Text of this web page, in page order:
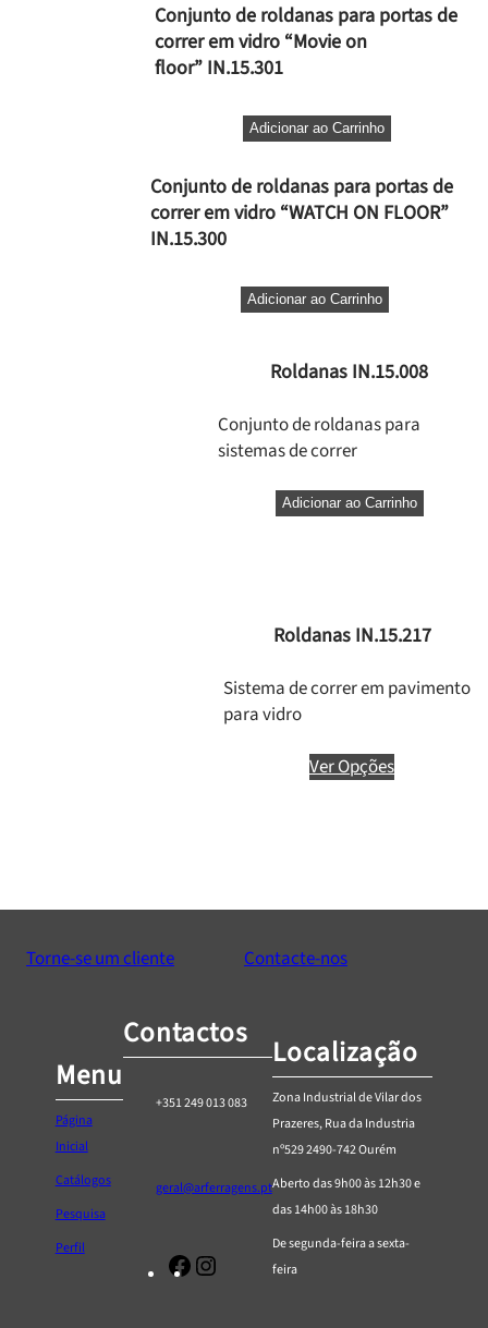
Conjunto de roldanas para portas de
correr em vidro “Movie on
floor” IN.15.301
Adicionar ao Carrinho
Conjunto de roldanas para portas de
correr em vidro “WATCH ON FLOOR”
IN.15.300
Adicionar ao Carrinho
Roldanas IN.15.008
Conjunto de roldanas para
sistemas de correr
Adicionar ao Carrinho
Roldanas IN.15.217
Sistema de correr em pavimento
para vidro
Ver Opções
Torne-se um cliente Contacte-nos
Menu
Página
Inicial
Catálogos
Pesquisa
Perfil
Contactos
+351 249 013 083
geral@arferragens.pt
Facebook
Localização
Zona Industrial de Vilar dos
Prazeres, Rua da Industria
nº529 2490-742 Ourém
Aberto das 9h00 às 12h30 e
das 14h00 às 18h30
De segunda-feira a sexta-
feira